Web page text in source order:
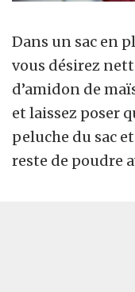
Dans un sac en
vous désirez
d’amidon de
et laissez poser
peluche du sac
reste de poudre